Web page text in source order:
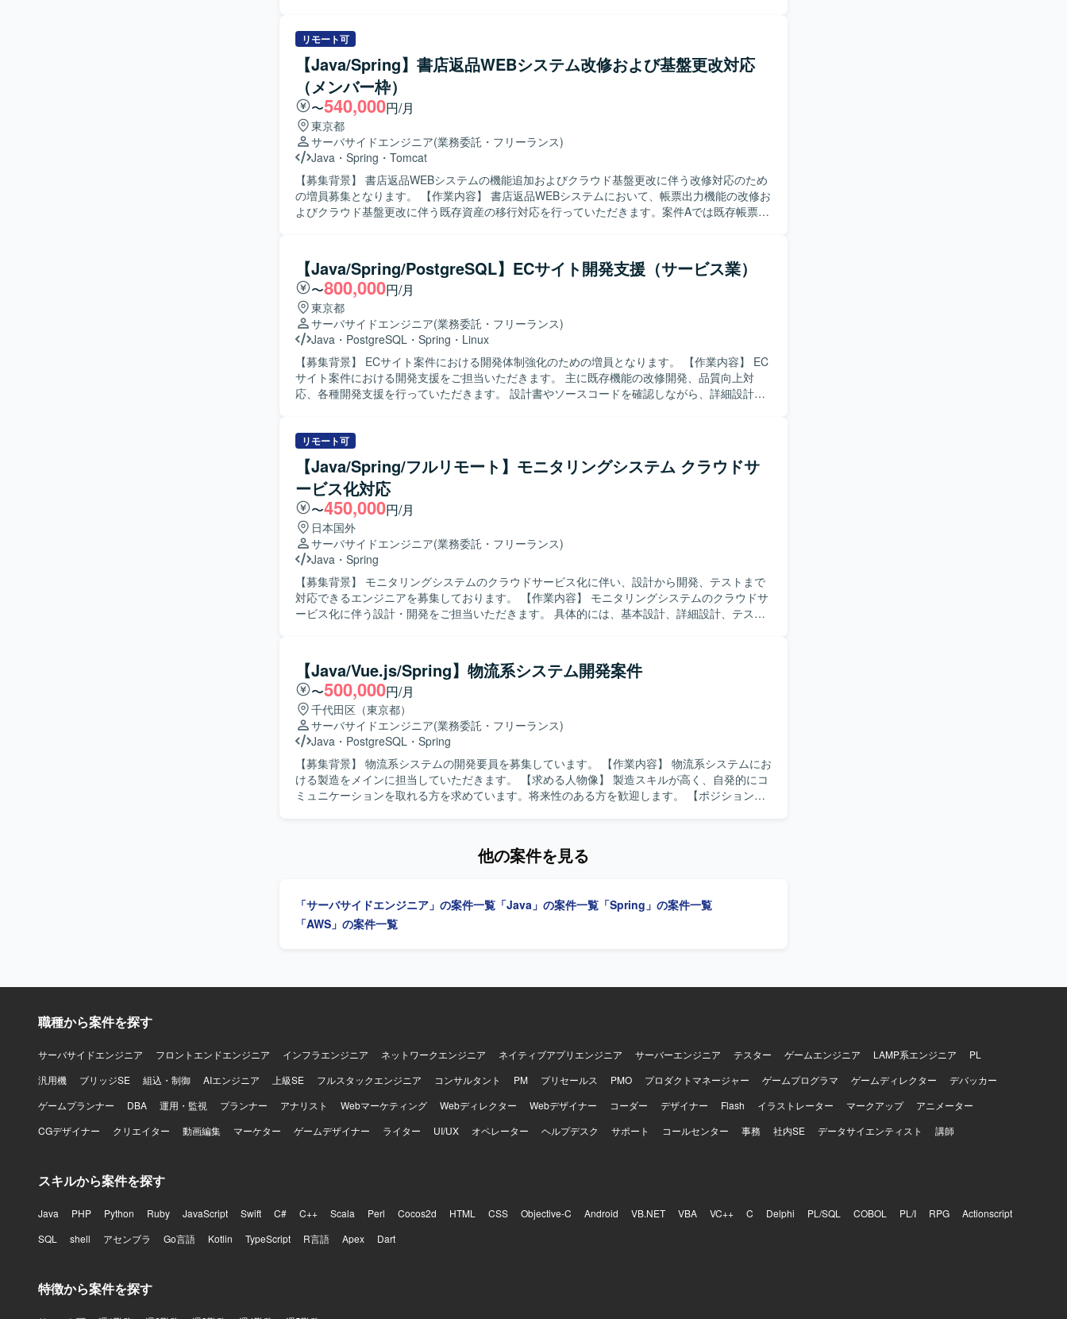
ナ環境構築や動作確認を実施していただきます。 【求める人物像】 設計からテストまで主体的
に対応できる方を求めております。 チームメンバーとコミュニケーションを取りながら開発を
進められる方を歓迎いたします。 既存コードの改善やリファクタリングに前向きに取り組める
方ですと望ましいです。 【ポジションの魅力】 サーバーサイド開発の上流から下流まで一貫し
て携わることができ、設計力・実装力ともに経験を積んでいただけます。 RestAPIやDockerな
どモダンなサーバーサイド技術を活かしつつ、継続的な改善にも関わっていただけます。 【開
発環境】 JavaおよびSpring Frameworkを用いたサーバーサイド開発を行います。 Git/GitHubに
よるバージョン管理のもと、Dockerを利用したコンテナ環境で開発・テストを実施いたしま
す。
リモート可
【Java/Spring】書店返品WEBシステム改修および基盤更改対応
（メンバー枠）
〜540,000円/月
東京都
サーバサイドエンジニア(業務委託・フリーランス)
Java ・ Spring ・ Tomcat
【募集背景】 書店返品WEBシステムの機能追加およびクラウド基盤更改に伴う改修対応のため
の増員募集となります。 【作業内容】 書店返品WEBシステムにおいて、帳票出力機能の改修お
よびクラウド基盤更改に伴う既存資産の移行対応を行っていただきます。案件Aでは既存帳票テ
修およびテスト工程を担当し、併せて調査、解析、トラブルシュート業務にも対応していただ
きます。 【求める人物像】 与えられたタスクを責任感を持ってやり遂げることができる方を求
めています。既存システムの仕様をキャッチアップし、自ら調査しながら課題解決に取り組め
る方です。チームメンバーやリーダーと連携しながら円滑にコミュニケーションを取れる方で
す。 【ポジションの魅力】 既存Java／Springシステムの改修からテストまで一連の工程を経験
できるため、アプリケーション改修スキルを実務的に高めることができます。クラウド基盤更
改に伴う既存資産の移行やPoC後の改修に携わることで、基盤更改プロジェクトの流れやトラ
ブルシュートのノウハウも習得していただけます。 【開発環境】 Java／Springを用いた書店返
品WEBシステムの既存環境上での開発および改修作業を行っていただきます。帳票テンプレー
ト改修やWARデプロイ、テスト工程などを通じて、既存アプリケーションの保守開発に近い環
【Java/Spring/PostgreSQL】ECサイト開発支援（サービス業）
〜800,000円/月
東京都
サーバサイドエンジニア(業務委託・フリーランス)
Java ・ PostgreSQL ・ Spring ・ Linux
【募集背景】 ECサイト案件における開発体制強化のための増員となります。 【作業内容】 EC
サイト案件における開発支援をご担当いただきます。 主に既存機能の改修開発、品質向上対
応、各種開発支援を行っていただきます。 設計書やソースコードを確認しながら、詳細設計、
様や既存コードを主体的に読み解きながら、自走して開発を進められる方を求めております。
チームメンバーと円滑にコミュニケーションを取りながら、品質向上に主体的に取り組んでい
ただける方が望ましいです。 【ポジションの魅力】 ECサイトの開発支援を通じて、詳細設計
からテストまで一連の工程に携わることができます。 既存機能の改修や品質改善対応を経験す
ることで、設計力や問題解決力を高めていただけます。 【開発環境】 JavaおよびSpring
Frameworkを用いたWebシステム開発環境下で、PostgreSQLおよびLinuxを利用した開発とな
ります。
リモート可
【Java/Spring/フルリモート】モニタリングシステム クラウドサ
ービス化対応
〜450,000円/月
日本国外
サーバサイドエンジニア(業務委託・フリーランス)
Java ・ Spring
【募集背景】 モニタリングシステムのクラウドサービス化に伴い、設計から開発、テストまで
対応できるエンジニアを募集しております。 【作業内容】 モニタリングシステムのクラウドサ
ービス化に伴う設計・開発をご担当いただきます。 具体的には、基本設計、詳細設計、テスト
す。 【求める人物像】 主体的にコミュニケーションを取りながら業務を推進できる方を求めて
おります。 【ポジションの魅力】 モニタリングシステムのクラウドサービス化という上流工程
からリリースまで一連の工程に携わることができ、設計からテストまで幅広い経験を積むこと
ができます。AI（Cloud Code）を活用した開発に関わることで、新しい開発手法にも触れてい
ただけます。 【開発環境】 Java、Spring、SQL、AI（Cloud Code）などを用いたWebシステ
ム開発環境です。
【Java/Vue.js/Spring】物流系システム開発案件
〜500,000円/月
千代田区（東京都）
サーバサイドエンジニア(業務委託・フリーランス)
Java ・ PostgreSQL ・ Spring
【募集背景】 物流系システムの開発要員を募集しています。 【作業内容】 物流系システムにお
ける製造をメインに担当していただきます。 【求める人物像】 製造スキルが高く、自発的にコ
ミュニケーションを取れる方を求めています。将来性のある方を歓迎します。 【ポジションの
他の案件を見る
「サーバサイドエンジニア」の案件一覧 「Java」の案件一覧 「Spring」の案件一覧
「AWS」の案件一覧
職種から案件を探す
サーバサイドエンジニア フロントエンドエンジニア インフラエンジニア ネットワークエンジニア ネイティブアプリエンジニア サーバーエンジニア テスター ゲームエンジニア LAMP系エンジニア
PL
汎用機
ブリッジSE 組込・制御 AIエンジニア 上級SE フルスタックエンジニア コンサルタント PM プリセールス PMO プロダクトマネージャー ゲームプログラマ ゲームディレクター
デバッカー
ゲームプランナー
DBA 運用・監視 プランナー アナリスト Webマーケティング Webディレクター Webデザイナー コーダー デザイナー Flash イラストレーター マークアップ
アニメーター
CGデザイナー
クリエイター 動画編集 マーケター ゲームデザイナー ライター UI/UX オペレーター ヘルプデスク サポート コールセンター 事務 社内SE データサイエンティスト 講師
スキルから案件を探す
Java PHP Python Ruby JavaScript Swift C# C++ Scala Perl Cocos2d HTML CSS Objective-C Android VB.NET VBA VC++ C Delphi PL/SQL COBOL PL/I RPG
Actionscript
SQL
shell アセンブラ Go言語 Kotlin TypeScript R言語 Apex Dart
特徴から案件を探す